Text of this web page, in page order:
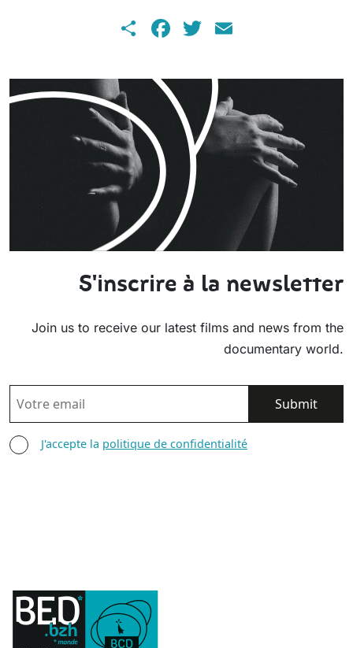
ShareFacebook
Twitter
S'inscrire à la newsletter
Join us to receive our latest films and news from the
documentary world.
EMAIL
AGREE TERMS
J'accepte la politique de confidentialité